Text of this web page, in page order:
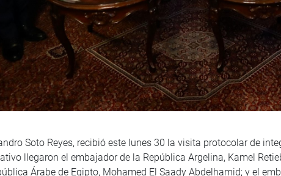
Soto Reyes, recibió este lunes 30 la visita protocolar de
llegaron el embajador de la República Argelina, Kamel
Árabe de Egipto, Mohamed El Saady Abdelhamid; y el